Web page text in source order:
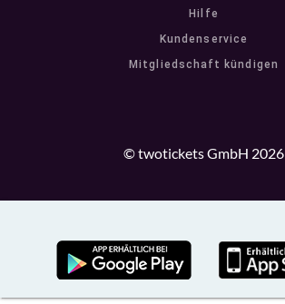
Hilfe
Kundenservice
Mitgliedschaft kündigen
© twotickets GmbH 2026